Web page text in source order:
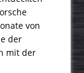
von
der
mit der